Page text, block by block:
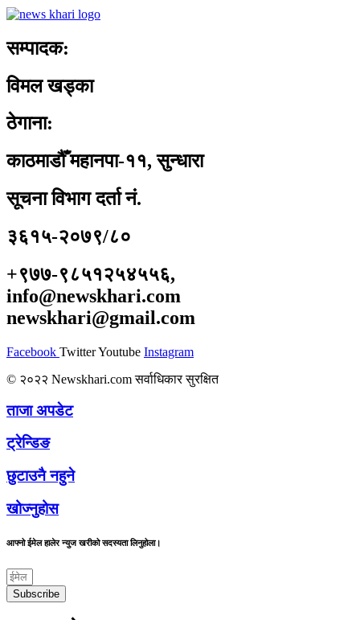
सम्पादक:
विमल खड्का
ठेगाना:
काठमाडौँ महानपा-११, सुन्धारा
सूचना विभाग दर्ता नं.
३६१५-२०७९/८०
+९७७-९८५१२५४५५६,
info@newskhari.com
newskhari@gmail.com
Facebook TwitterYoutube Instagram
© २०२२ Newskhari.com सर्वाधिकार सुरक्षित
ताजा अपडेट
ट्रेन्डिङ
छुटाउनै नहुने
खोज्नुहोस
आफ्नो ईमेल हालेर न्युज खरीको सदस्यता लिनुहोला।
Subscribe